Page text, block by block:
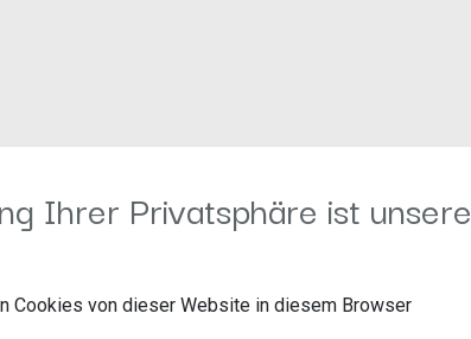
Ihrer Privatsphäre ist unsere
Cookies von dieser Website in diesem Browser